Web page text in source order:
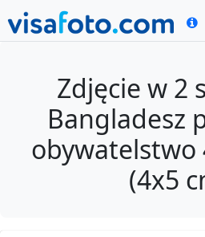
Zdjęcie w 2
Bangladesz
obywatelstwo
(4x5